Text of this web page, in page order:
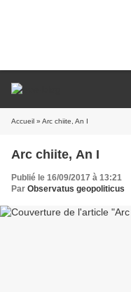
Accueil » Arc chiite, An I
Arc chiite, An I
Publié le 16/09/2017 à 13:21
Par Observatus geopoliticus